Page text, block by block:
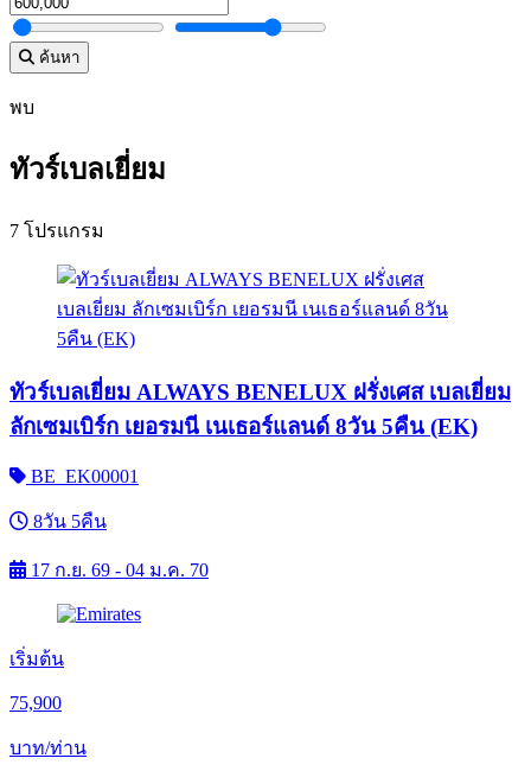
ค้นหา
พบ
ทัวร์เบลเยี่ยม
7 โปรแกรม
ทัวร์เบลเยี่ยม ALWAYS BENELUX ฝรั่งเศส เบลเยี่ยม
ลักเซมเบิร์ก เยอรมนี เนเธอร์แลนด์ 8วัน 5คืน (EK)
BE_EK00001
8วัน 5คืน
17 ก.ย. 69 - 04 ม.ค. 70
เริ่มต้น
75,900
บาท/ท่าน